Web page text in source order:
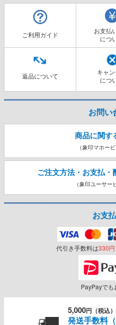
ご利用ガイド
お支払
につ
返品について
キャ
につ
お問い
商品に関す
（象印マホー
ご注文方法・お支払・
（象印ユーサー
お支
代引き手数料は330円
PayPayで
5,000円（税込）
発送手数料